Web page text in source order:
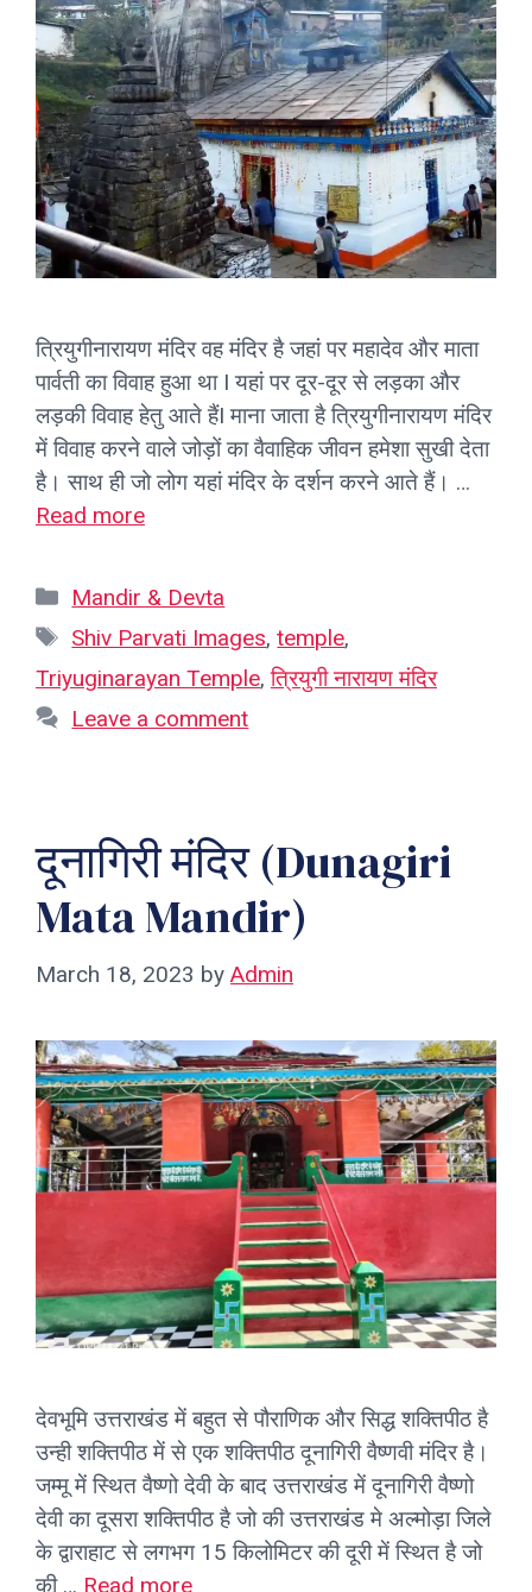
त्रियुगीनारायण मंदिर वह मंदिर है जहां पर महादेव और माता
पार्वती का विवाह हुआ था I यहां पर दूर-दूर से लड़का और
लड़की विवाह हेतु आते हैंI माना जाता है त्रियुगीनारायण मंदिर
में विवाह करने वाले जोड़ों का वैवाहिक जीवन हमेशा सुखी देता
है। साथ ही जो लोग यहां मंदिर के दर्शन करने आते हैं। …
Read more
Categories
Mandir & Devta
Tags
Shiv Parvati Images,temple,
Triyuginarayan Temple,त्रियुगी नारायण मंदिर
Leave a comment
दूनागिरी मंदिर (Dunagiri
Mata Mandir)
March 18, 2023 by Admin
देवभूमि उत्तराखंड में बहुत से पौराणिक और सिद्ध शक्तिपीठ है
उन्ही शक्तिपीठ में से एक शक्तिपीठ दूनागिरी वैष्णवी मंदिर है।
जम्मू में स्थित वैष्णो देवी के बाद उत्तराखंड में दूनागिरी वैष्णो
देवी का दूसरा शक्तिपीठ है जो की उत्तराखंड मे अल्मोड़ा जिले
के द्वाराहाट से लगभग 15 किलोमिटर की दूरी में स्थित है जो
की … Read more